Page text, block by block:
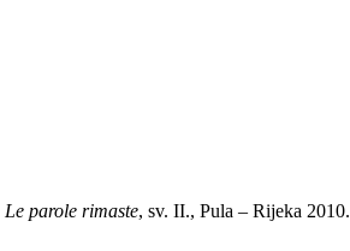
Le parole rimaste, sv. II., Pula – Rijeka 2010.